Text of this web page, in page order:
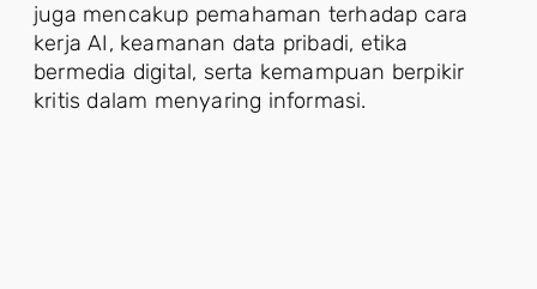
juga mencakup pemahaman terhadap cara
kerja AI, keamanan data pribadi, etika
bermedia digital, serta kemampuan berpikir
kritis dalam menyaring informasi.